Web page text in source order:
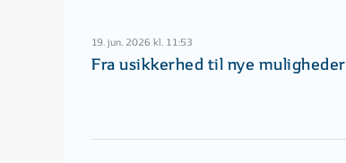
19. jun. 2026 kl. 11:53
Fra usikkerhed til nye muligheder